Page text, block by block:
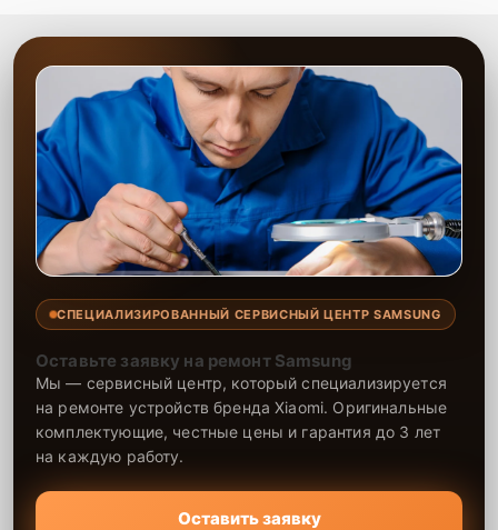
СПЕЦИАЛИЗИРОВАННЫЙ СЕРВИСНЫЙ ЦЕНТР SAMSUNG
Оставьте заявку на ремонт Samsung
Мы — сервисный центр, который специализируется
на ремонте устройств бренда Xiaomi. Оригинальные
комплектующие, честные цены и гарантия до 3 лет
на каждую работу.
Оставить заявку